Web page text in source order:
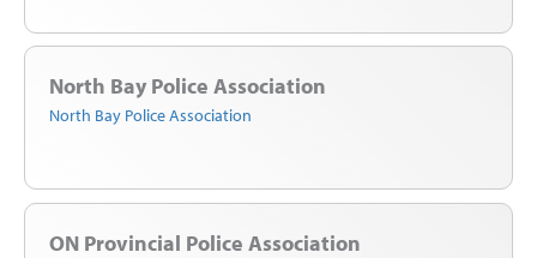
North Bay Police Association
North Bay Police Association
ON Provincial Police Association